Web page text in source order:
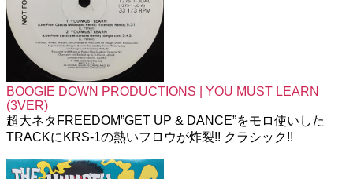
BOOGIE DOWN PRODUCTIONS | YOU MUST LEARN
(3VER)
超大ネタFREEDOM”GET UP & DANCE”をモロ使いした
TRACKにKRS-1の熱いフロウが炸裂!! クラシック!!